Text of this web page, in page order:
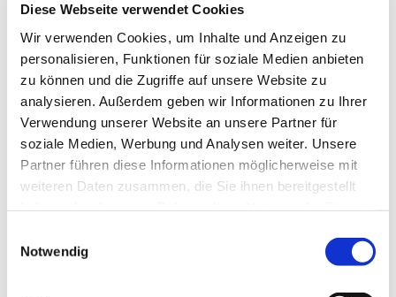
Diese Webseite verwendet Cookies
Wir verwenden Cookies, um Inhalte und Anzeigen zu
personalisieren, Funktionen für soziale Medien anbieten
zu können und die Zugriffe auf unsere Website zu
analysieren. Außerdem geben wir Informationen zu Ihrer
Verwendung unserer Website an unsere Partner für
soziale Medien, Werbung und Analysen weiter. Unsere
Partner führen diese Informationen möglicherweise mit
weiteren Daten zusammen, die Sie ihnen bereitgestellt
Notwendig